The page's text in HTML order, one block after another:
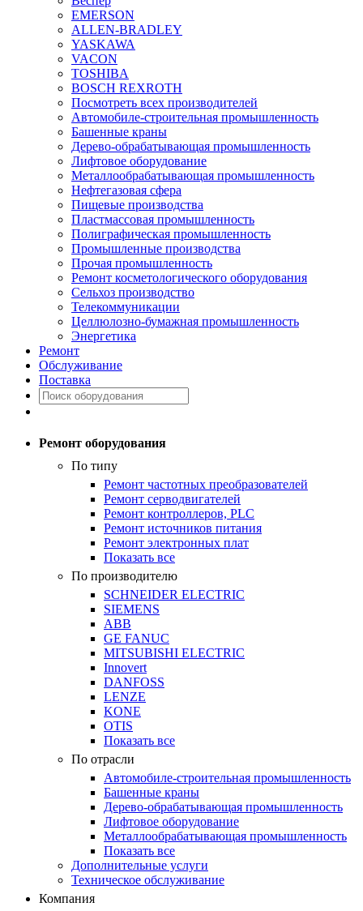
EMERSON
ALLEN-BRADLEY
YASKAWA
VACON
TOSHIBA
BOSCH REXROTH
Посмотреть всех производителей
Автомобиле-строительная промышленность
Башенные краны
Дерево-обрабатывающая промышленность
Лифтовое оборудование
Металлообрабатывающая промышленность
Нефтегазовая сфера
Пищевые производства
Пластмассовая промышленность
Полиграфическая промышленность
Промышленные производства
Прочая промышленность
Ремонт косметологического оборудования
Сельхоз производство
Телекоммуникации
Целлюлозно-бумажная промышленность
Энергетика
Ремонт
Обслуживание
Поставка
Ремонт оборудования
По типу
Ремонт частотных преобразователей
Ремонт серводвигателей
Ремонт контроллеров, PLC
Ремонт источников питания
Ремонт электронных плат
Показать все
По производителю
SCHNEIDER ELECTRIC
SIEMENS
ABB
GE FANUC
MITSUBISHI ELECTRIC
Innovert
DANFOSS
LENZE
KONE
OTIS
Показать все
По отрасли
Автомобиле-строительная промышленность
Башенные краны
Дерево-обрабатывающая промышленность
Лифтовое оборудование
Металлообрабатывающая промышленность
Показать все
Дополнительные услуги
Техническое обслуживание
Компания